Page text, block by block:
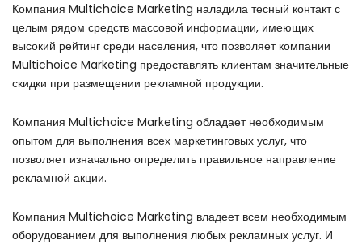
Компания Multichoice Marketing наладила тесный контакт с
целым рядом средств массовой информации, имеющих
высокий рейтинг среди населения, что позволяет компании
Multichoice Marketing предоставлять клиентам значительные
скидки при размещении рекламной продукции.
Компания Multichoice Marketing обладает необходимым
опытом для выполнения всех маркетинговых услуг, что
позволяет изначально определить правильное направление
рекламной акции.
Компания Multichoice Marketing владеет всем необходимым
оборудованием для выполнения любых рекламных услуг. И